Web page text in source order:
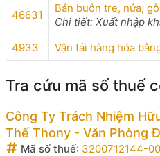
46631
Bán buôn tre, nứa,
Chi tiết: Xuất nhập
4933
Vận tải hàng hóa
Tra cứu mã số thuế
Công Ty Trách Nhiệm
Thế Thony - Văn Phòng
Mã số thuế: 3200712144-